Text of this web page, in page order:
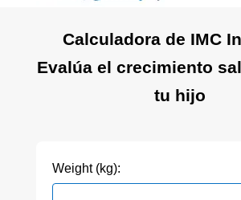
Calculadora de IMC
Evalúa el crecimiento
tu hijo
Weight (kg):